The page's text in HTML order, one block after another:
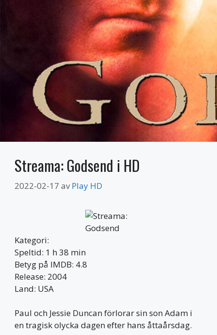
Streama: Godsend i HD
2022-02-17 avPlay HD
Kategori:
Speltid: 1 h 38 min
Betyg på IMDB: 4.8
Release: 2004
Land: USA
Paul och Jessie Duncan förlorar sin son Adam i
en tragisk olycka dagen efter hans åttaårsdag.